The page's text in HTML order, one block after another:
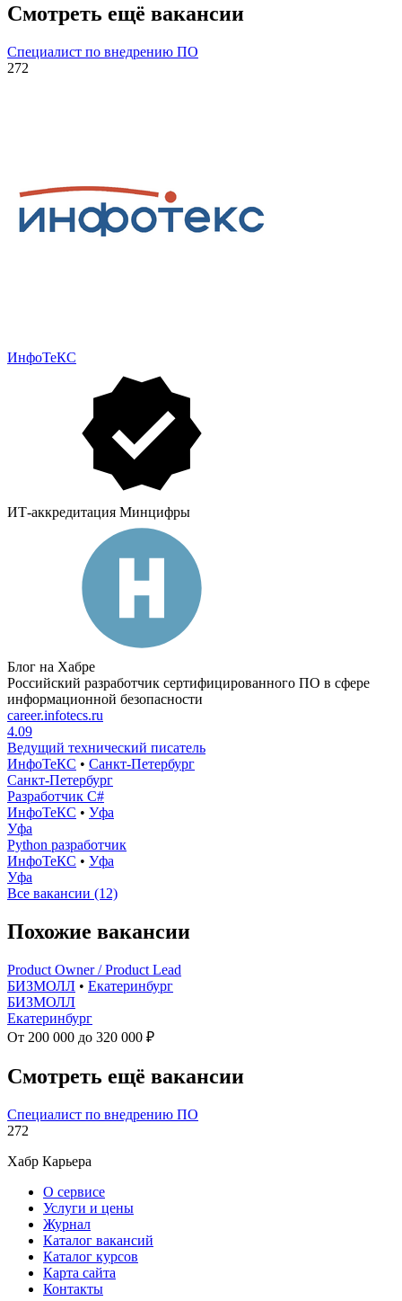
Смотреть ещё вакансии
Специалист по внедрению ПО
272
ИнфоТеКС
ИТ-аккредитация Минцифры
Блог на Хабре
Российский разработчик сертифицированного ПО в сфере
информационной безопасности
career.infotecs.ru
4.09
Ведущий технический писатель
ИнфоТеКС • Санкт-Петербург
Санкт-Петербург
Разработчик C#
ИнфоТеКС • Уфа
Уфа
Python разработчик
ИнфоТеКС • Уфа
Уфа
Все вакансии (12)
Похожие вакансии
Product Owner / Product Lead
БИЗМОЛЛ • Екатеринбург
БИЗМОЛЛ
Екатеринбург
От 200 000 до 320 000 ₽
Смотреть ещё вакансии
Специалист по внедрению ПО
272
Хабр Карьера
О сервисе
Услуги и цены
Журнал
Каталог вакансий
Каталог курсов
Карта сайта
Контакты